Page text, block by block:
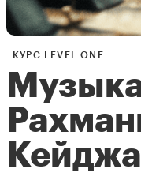
КУРС LEVEL ONE
Кейджа